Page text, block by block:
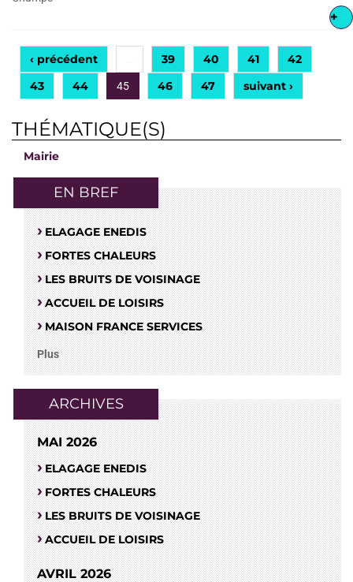
+
‹ précédent 39 40 41
42
43
44 45 46 47 suivant ›
THÉMATIQUE(S)
Mairie
EN BREF
ELAGAGE ENEDIS
FORTES CHALEURS
LES BRUITS DE VOISINAGE
ACCUEIL DE LOISIRS
MAISON FRANCE SERVICES
Plus
ARCHIVES
MAI 2026
ELAGAGE ENEDIS
FORTES CHALEURS
LES BRUITS DE VOISINAGE
ACCUEIL DE LOISIRS
AVRIL 2026